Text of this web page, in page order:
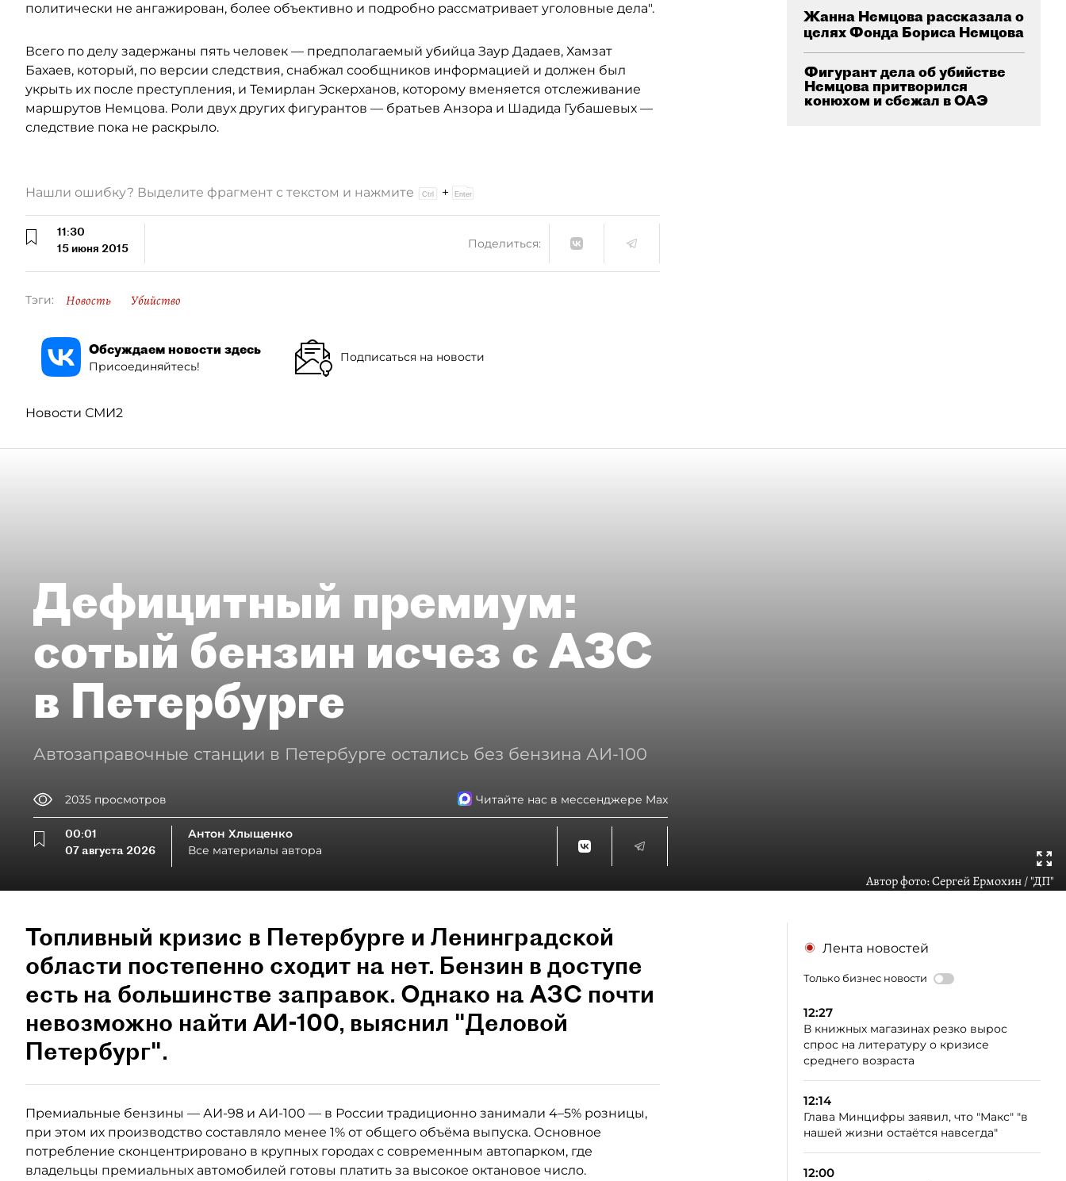
политически не ангажирован, более объективно и подробно рассматривает уголовные дела".
Всего по делу задержаны пять человек — предполагаемый убийца Заур Дадаев, Хамзат
Бахаев, который, по версии следствия, снабжал сообщников информацией и должен был
укрыть их после преступления, и Темирлан Эскерханов, которому вменяется отслеживание
маршрутов Немцова. Роли двух других фигурантов — братьев Анзора и Шадида Губашевых —
следствие пока не раскрыло.
Жанна Немцова рассказала о
целях Фонда Бориса Немцова
Фигурант дела об убийстве
Немцова притворился
конюхом и сбежал в ОАЭ
Нашли ошибку? Выделите фрагмент с текстом и нажмите +
11:30
15 июня 2015
Поделиться:
Тэги: Новость Убийство
Обсуждаем новости здесь
Присоединяйтесь!
Подписаться на новости
Новости СМИ2
Дефицитный премиум:
сотый бензин исчез с АЗС
в Петербурге
Автозаправочные станции в Петербурге остались без бензина АИ-100
2035 просмотров Читайте нас в мессенджере Max
00:01
07 августа 2026
Антон Хлыщенко
Все материалы автора
Автор фото:Сергей Ермохин / "ДП"
Топливный кризис в Петербурге и Ленинградской
области постепенно сходит на нет. Бензин в доступе
есть на большинстве заправок. Однако на АЗС почти
невозможно найти АИ-100, выяснил "Деловой
Петербург".
Премиальные бензины — АИ-98 и АИ-100 — в России традиционно занимали 4–5% розницы,
при этом их производство составляло менее 1% от общего объёма выпуска. Основное
потребление сконцентрировано в крупных городах с современным автопарком, где
владельцы премиальных автомобилей готовы платить за высокое октановое число.
Лента новостей
Только бизнес новости
12:27
В книжных магазинах резко вырос
спрос на литературу о кризисе
среднего возраста
12:14
Глава Минцифры заявил, что "Макс" "в
нашей жизни остаётся навсегда"
12:00